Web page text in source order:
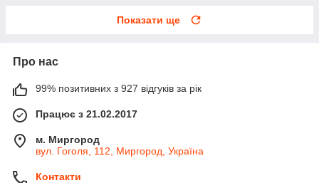
Показати ще
Про нас
99% позитивних з 927 відгуків за рік
Працює з 21.02.2017
м. Миргород
вул. Гоголя, 112, Миргород, Україна
Контакти